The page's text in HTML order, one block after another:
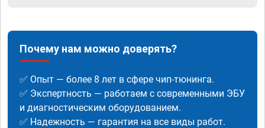
Почему нам можно доверять?
✅ Опыт — более 8 лет в сфере чип-тюнинга.
✅ Экспертность — работаем с современными ЭБУ
и диагностическим оборудованием.
✅ Надежность — гарантия на все виды работ.